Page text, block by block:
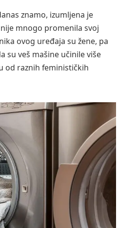
znamo, izumljena je
mnogo promenila svoj
ovog uređaja su žene, pa
su veš mašine učinile više
od raznih feminističkih